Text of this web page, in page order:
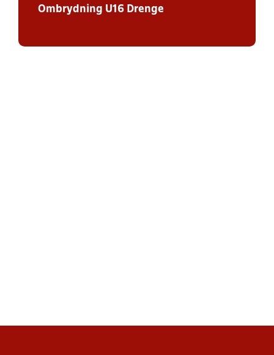
Ombrydning U16 Drenge